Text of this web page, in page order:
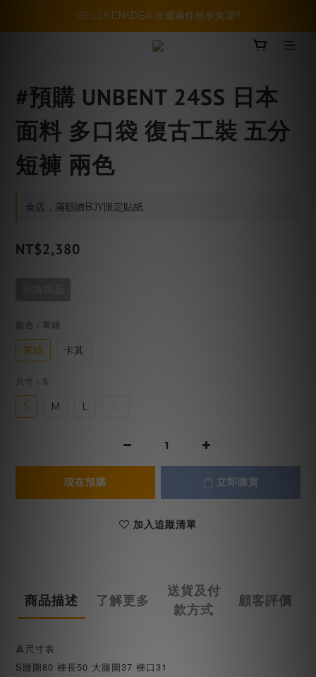
暑假活動登場!! SBG套裝超級優惠價，兩套以上再享免運哦!!
BELLKENIDEA 任選兩件就享免運!!!
暑假活動登場!! SBG套裝超級優惠價，兩套以上再享免運哦!!
#預購 UNBENT 24SS 日本
面料 多口袋 復古工裝 五分
短褲 兩色
全店，滿額贈BJY限定貼紙
NT$2,380
: 軍綠
軍綠 卡其
: S
S M L
現在預購 立即購買
加入追蹤清單
商品描述 了解更多
送貨及付
款方式
顧客評價
🔺尺寸表
S腰圍80 褲長50 大腿圍37 褲口31